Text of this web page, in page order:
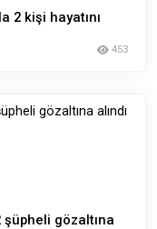
2 kişi hayatını
453
gözaltına